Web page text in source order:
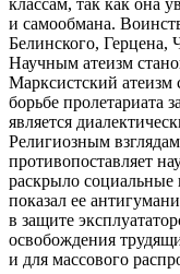
классам, так как она
и самообмана.
Белинского,
Научным атеизм
Марксистский
борьбе пролетариата
является
Религиозным
противопоставляет
раскрыло социальные
показал ее
в защите
освобождения
и для массового